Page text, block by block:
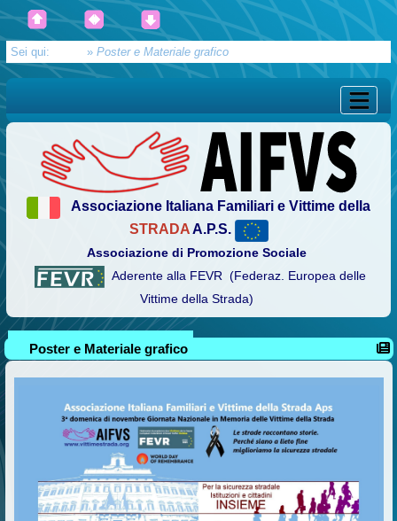
Sei qui: » Poster e Materiale grafico
Associazione Italiana Familiari e Vittime della
STRADAA.P.S.
Associazione di Promozione Sociale
Aderente alla FEVR (Federaz. Europea delle
Vittime della Strada)
Poster e Materiale grafico